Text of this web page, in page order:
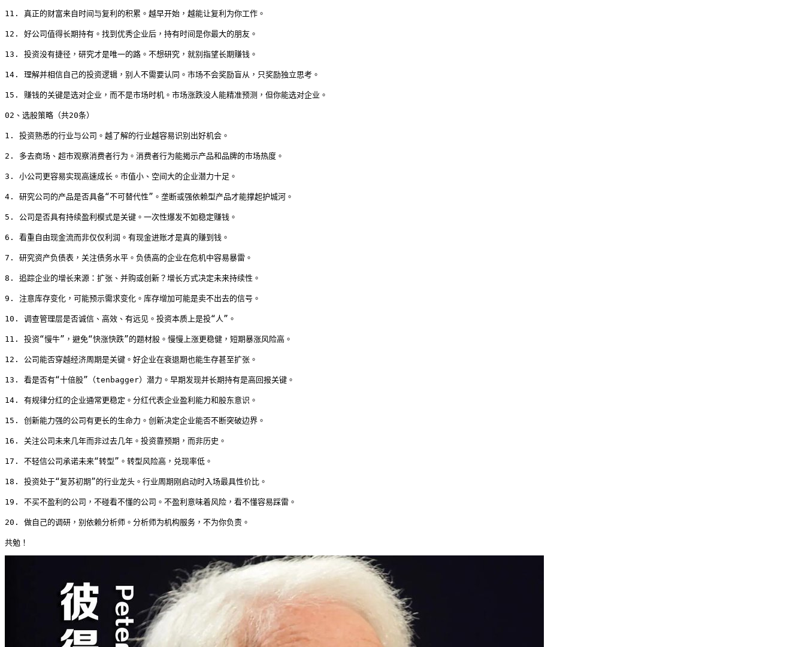
11. 真正的财富来自时间与复利的积累。越早开始，越能让复利为你工作。
12. 好公司值得长期持有。找到优秀企业后，持有时间是你最大的朋友。
13. 投资没有捷径，研究才是唯一的路。不想研究，就别指望长期赚钱。
14. 理解并相信自己的投资逻辑，别人不需要认同。市场不会奖励盲从，只奖励独立思考。
15. 赚钱的关键是选对企业，而不是市场时机。市场涨跌没人能精准预测，但你能选对企业。
02、选股策略（共20条）
1. 投资熟悉的行业与公司。越了解的行业越容易识别出好机会。
2. 多去商场、超市观察消费者行为。消费者行为能揭示产品和品牌的市场热度。
3. 小公司更容易实现高速成长。市值小、空间大的企业潜力十足。
4. 研究公司的产品是否具备“不可替代性”。垄断或强依赖型产品才能撑起护城河。
5. 公司是否具有持续盈利模式是关键。一次性爆发不如稳定赚钱。
6. 看重自由现金流而非仅仅利润。有现金进账才是真的赚到钱。
7. 研究资产负债表，关注债务水平。负债高的企业在危机中容易暴雷。
8. 追踪企业的增长来源：扩张、并购或创新？增长方式决定未来持续性。
9. 注意库存变化，可能预示需求变化。库存增加可能是卖不出去的信号。
10. 调查管理层是否诚信、高效、有远见。投资本质上是投“人”。
11. 投资“慢牛”，避免“快涨快跌”的题材股。慢慢上涨更稳健，短期暴涨风险高。
12. 公司能否穿越经济周期是关键。好企业在衰退期也能生存甚至扩张。
13. 看是否有“十倍股”（tenbagger）潜力。早期发现并长期持有是高回报关键。
14. 有规律分红的企业通常更稳定。分红代表企业盈利能力和股东意识。
15. 创新能力强的公司有更长的生命力。创新决定企业能否不断突破边界。
16. 关注公司未来几年而非过去几年。投资靠预期，而非历史。
17. 不轻信公司承诺未来“转型”。转型风险高，兑现率低。
18. 投资处于“复苏初期”的行业龙头。行业周期刚启动时入场最具性价比。
19. 不买不盈利的公司，不碰看不懂的公司。不盈利意味着风险，看不懂容易踩雷。
20. 做自己的调研，别依赖分析师。分析师为机构服务，不为你负责。
共勉！